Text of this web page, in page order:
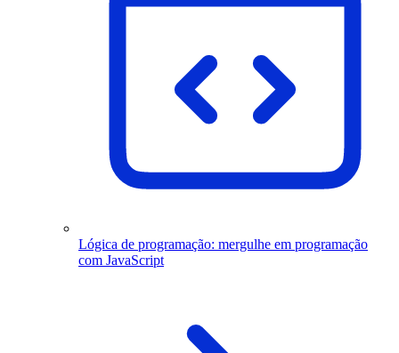
Lógica de programação: mergulhe em programação
com JavaScript